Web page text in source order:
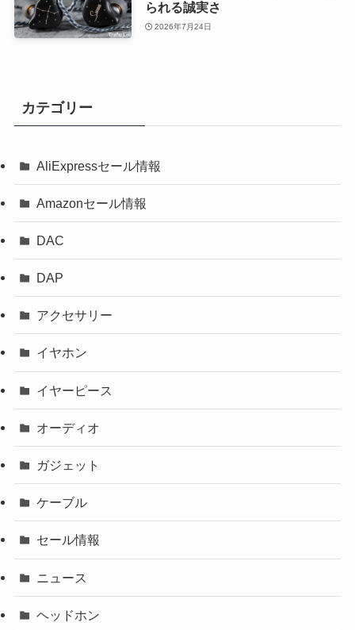
られる誠実さ
2026年7月24日
カテゴリー
AliExpressセール情報
Amazonセール情報
DAC
DAP
アクセサリー
イヤホン
イヤーピース
オーディオ
ガジェット
ケーブル
セール情報
ニュース
ヘッドホン